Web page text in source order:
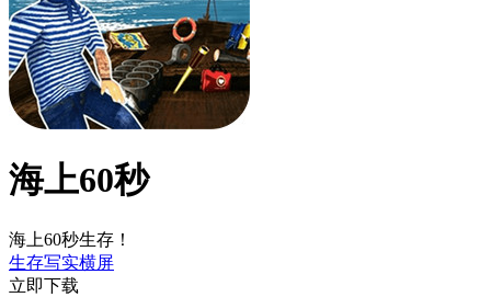
海上60秒
海上60秒生存！
生存写实横屏
立即下载